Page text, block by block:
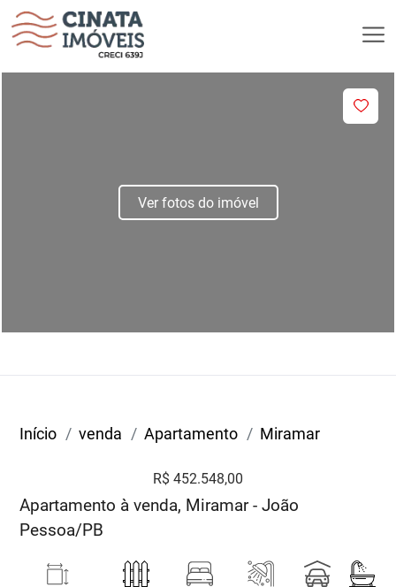
Ver fotos do imóvel
Início venda Apartamento Miramar
R$ 452.548,00
Apartamento à venda, Miramar - João
Pessoa/PB